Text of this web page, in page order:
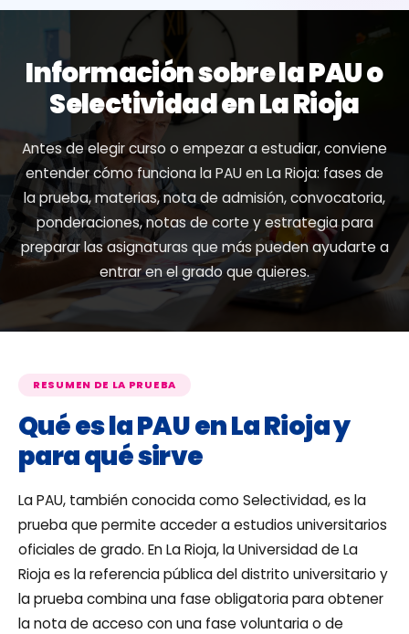
Información sobre la PAU o
Selectividad en La Rioja
Antes de elegir curso o empezar a estudiar, conviene
entender cómo funciona la PAU en La Rioja: fases de
la prueba, materias, nota de admisión, convocatoria,
ponderaciones, notas de corte y estrategia para
preparar las asignaturas que más pueden ayudarte a
entrar en el grado que quieres.
RESUMEN DE LA PRUEBA
Qué es la PAU en La Rioja y
para qué sirve
La PAU, también conocida como Selectividad, es la
prueba que permite acceder a estudios universitarios
oficiales de grado. En La Rioja, la Universidad de La
Rioja es la referencia pública del distrito universitario y
la prueba combina una fase obligatoria para obtener
la nota de acceso con una fase voluntaria o de